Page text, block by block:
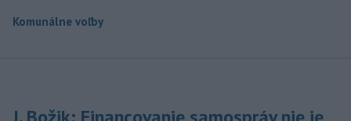
Komunálne voľby